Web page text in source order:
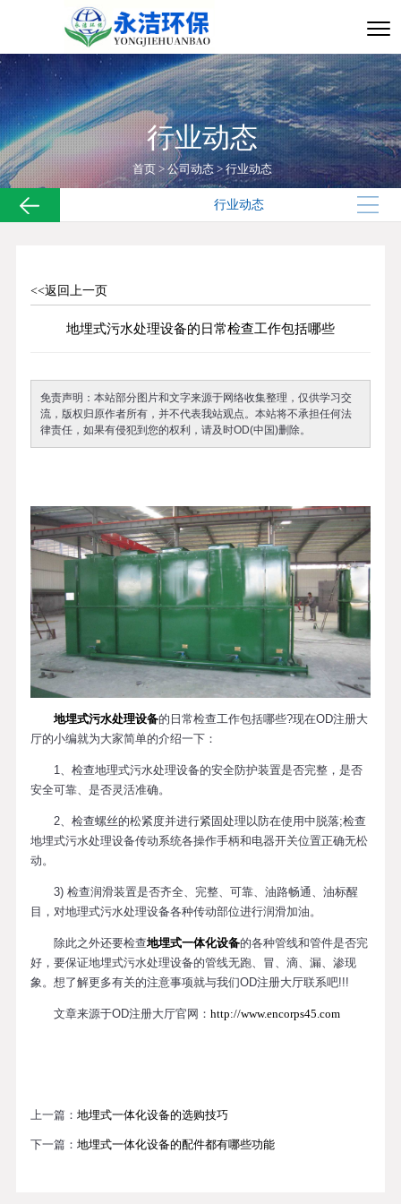
行业动态
首页 >公司动态 > 行业动态
行业动态
<<返回上一页
地埋式污水处理设备的日常检查工作包括哪些
免责声明：本站部分图片和文字来源于网络收集整理，仅供学习交
流，版权归原作者所有，并不代表我站观点。本站将不承担任何法
律责任，如果有侵犯到您的权利，请及时OD(中国)删除。
地埋式污水处理设备的日常检查工作包括哪些?现在OD注册大
厅的小编就为大家简单的介绍一下：
1、检查地理式污水处理设备的安全防护装置是否完整，是否
安全可靠、是否灵活准确。
2、检查螺丝的松紧度并进行紧固处理以防在使用中脱落;检查
地埋式污水处理设备传动系统各操作手柄和电器开关位置正确无松
动。
3) 检查润滑装置是否齐全、完整、可靠、油路畅通、油标醒
目，对地理式污水处理设备各种传动部位进行润滑加油。
除此之外还要检查地埋式一体化设备的各种管线和管件是否完
好，要保证地埋式污水处理设备的管线无跑、冒、滴、漏、渗现
象。想了解更多有关的注意事项就与我们OD注册大厅联系吧!!!
文章来源于OD注册大厅官网：http://www.encorps45.com
上一篇：地埋式一体化设备的选购技巧
下一篇：地埋式一体化设备的配件都有哪些功能